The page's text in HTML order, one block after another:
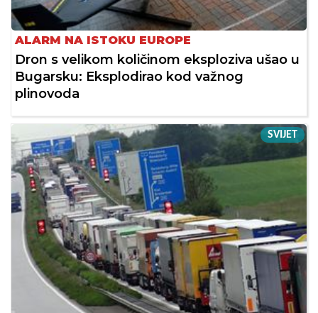
ALARM NA ISTOKU EUROPE
Dron s velikom količinom eksploziva ušao u
Bugarsku: Eksplodirao kod važnog
plinovoda
SVIJET